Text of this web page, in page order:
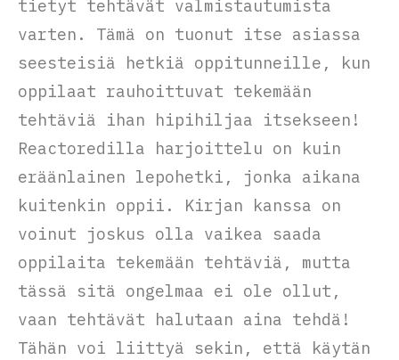
tietyt tehtävät valmistautumista
varten. Tämä on tuonut itse asiassa
seesteisiä hetkiä oppitunneille, kun
oppilaat rauhoittuvat tekemään
tehtäviä ihan hipihiljaa itsekseen!
Reactoredilla harjoittelu on kuin
eräänlainen lepohetki, jonka aikana
kuitenkin oppii. Kirjan kanssa on
voinut joskus olla vaikea saada
oppilaita tekemään tehtäviä, mutta
tässä sitä ongelmaa ei ole ollut,
vaan tehtävät halutaan aina tehdä!
Tähän voi liittyä sekin, että käytän